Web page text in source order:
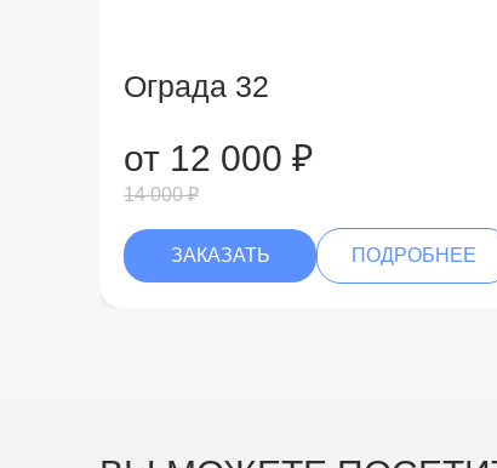
Ограда 32
от 12 000 ₽
14 000 ₽
ЗАКАЗАТЬ ПОДРОБНЕЕ